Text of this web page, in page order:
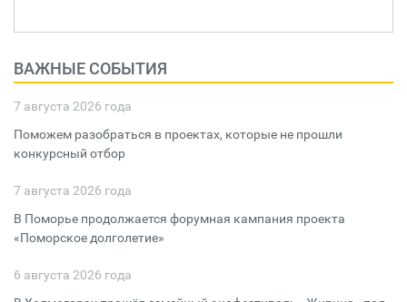
ВАЖНЫЕ СОБЫТИЯ
7 августа 2026 года
Поможем разобраться в проектах, которые не прошли
конкурсный отбор
7 августа 2026 года
В Поморье продолжается форумная кампания проекта
«Поморское долголетие»
6 августа 2026 года